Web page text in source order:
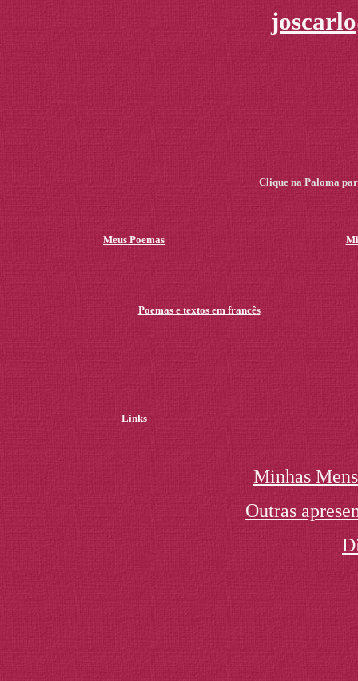
Clique na Paloma
Meus Poemas
Poemas e textos em francês
Links
Minhas
Outras